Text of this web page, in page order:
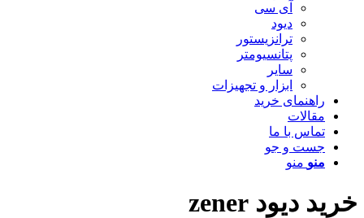
آی سی
دیود
ترانزیستور
پتانسیومتر
سایر
ابزار و تجهیزات
راهنمای خرید
مقالات
تماس با ما
جست و جو
منو منو
خرید دیود zener